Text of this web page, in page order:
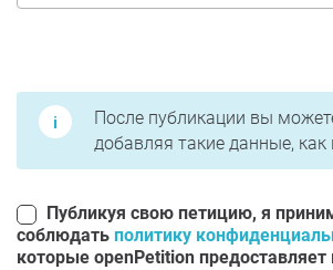
Условия использования и Политика
После публикации вы
добавляя такие данные,
Публикуя свою петицию, я
соблюдать политику
которые openPetition